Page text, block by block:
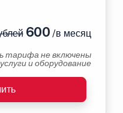
600 /в месяц
тарифа не включены
и оборудование